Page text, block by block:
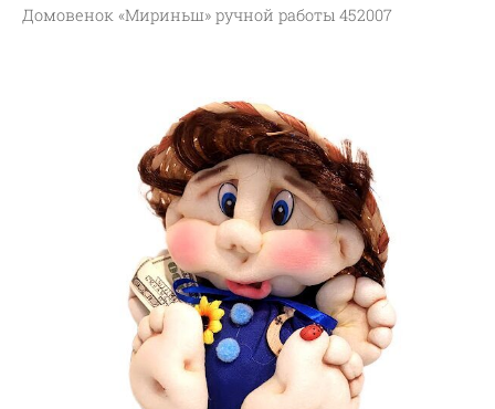
Домовенок «Мириньш» ручной работы 452007